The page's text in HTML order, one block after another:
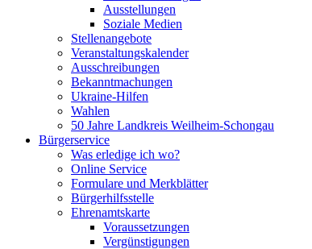
Ausstellungen
Soziale Medien
Stellenangebote
Veranstaltungskalender
Ausschreibungen
Bekanntmachungen
Ukraine-Hilfen
Wahlen
50 Jahre Landkreis Weilheim-Schongau
Bürgerservice
Was erledige ich wo?
Online Service
Formulare und Merkblätter
Bürgerhilfsstelle
Ehrenamtskarte
Voraussetzungen
Vergünstigungen